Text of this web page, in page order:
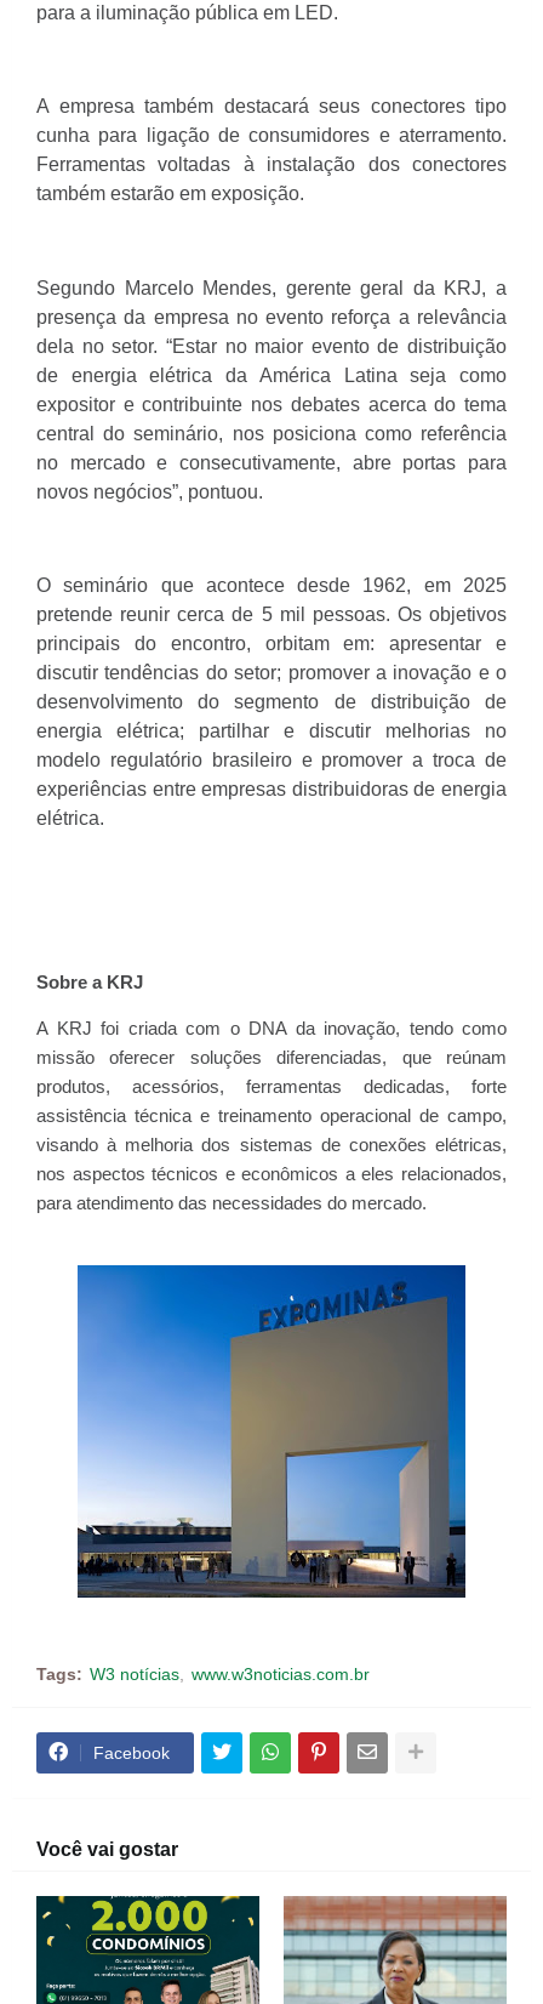
para a iluminação pública em LED.
A empresa também destacará seus conectores tipo
cunha para ligação de consumidores e aterramento.
Ferramentas voltadas à instalação dos conectores
também estarão em exposição.
Segundo Marcelo Mendes, gerente geral da KRJ, a
presença da empresa no evento reforça a relevância
dela no setor. “Estar no maior evento de distribuição
de energia elétrica da América Latina seja como
expositor e contribuinte nos debates acerca do tema
central do seminário, nos posiciona como referência
no mercado e consecutivamente, abre portas para
novos negócios”, pontuou.
O seminário que acontece desde 1962, em 2025
pretende reunir cerca de 5 mil pessoas. Os objetivos
principais do encontro, orbitam em: apresentar e
discutir tendências do setor; promover a inovação e o
desenvolvimento do segmento de distribuição de
energia elétrica; partilhar e discutir melhorias no
modelo regulatório brasileiro e promover a troca de
experiências entre empresas distribuidoras de energia
elétrica.
Sobre a KRJ
A KRJ foi criada com o DNA da inovação, tendo como
missão oferecer soluções diferenciadas, que reúnam
produtos, acessórios, ferramentas dedicadas, forte
assistência técnica e treinamento operacional de campo,
visando à melhoria dos sistemas de conexões elétricas,
nos aspectos técnicos e econômicos a eles relacionados,
para atendimento das necessidades do mercado.
Tags: W3 notícias www.w3noticias.com.br
Facebook
Você vai gostar